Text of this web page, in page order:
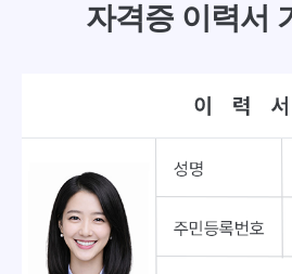
자격증 이력서